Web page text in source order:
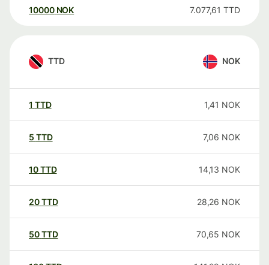
10000 NOK 7.077,61 TTD
TTD NOK
1 TTD 1,41 NOK
5 TTD 7,06 NOK
10TTD 14,13 NOK
20TTD 28,26 NOK
50TTD 70,65 NOK